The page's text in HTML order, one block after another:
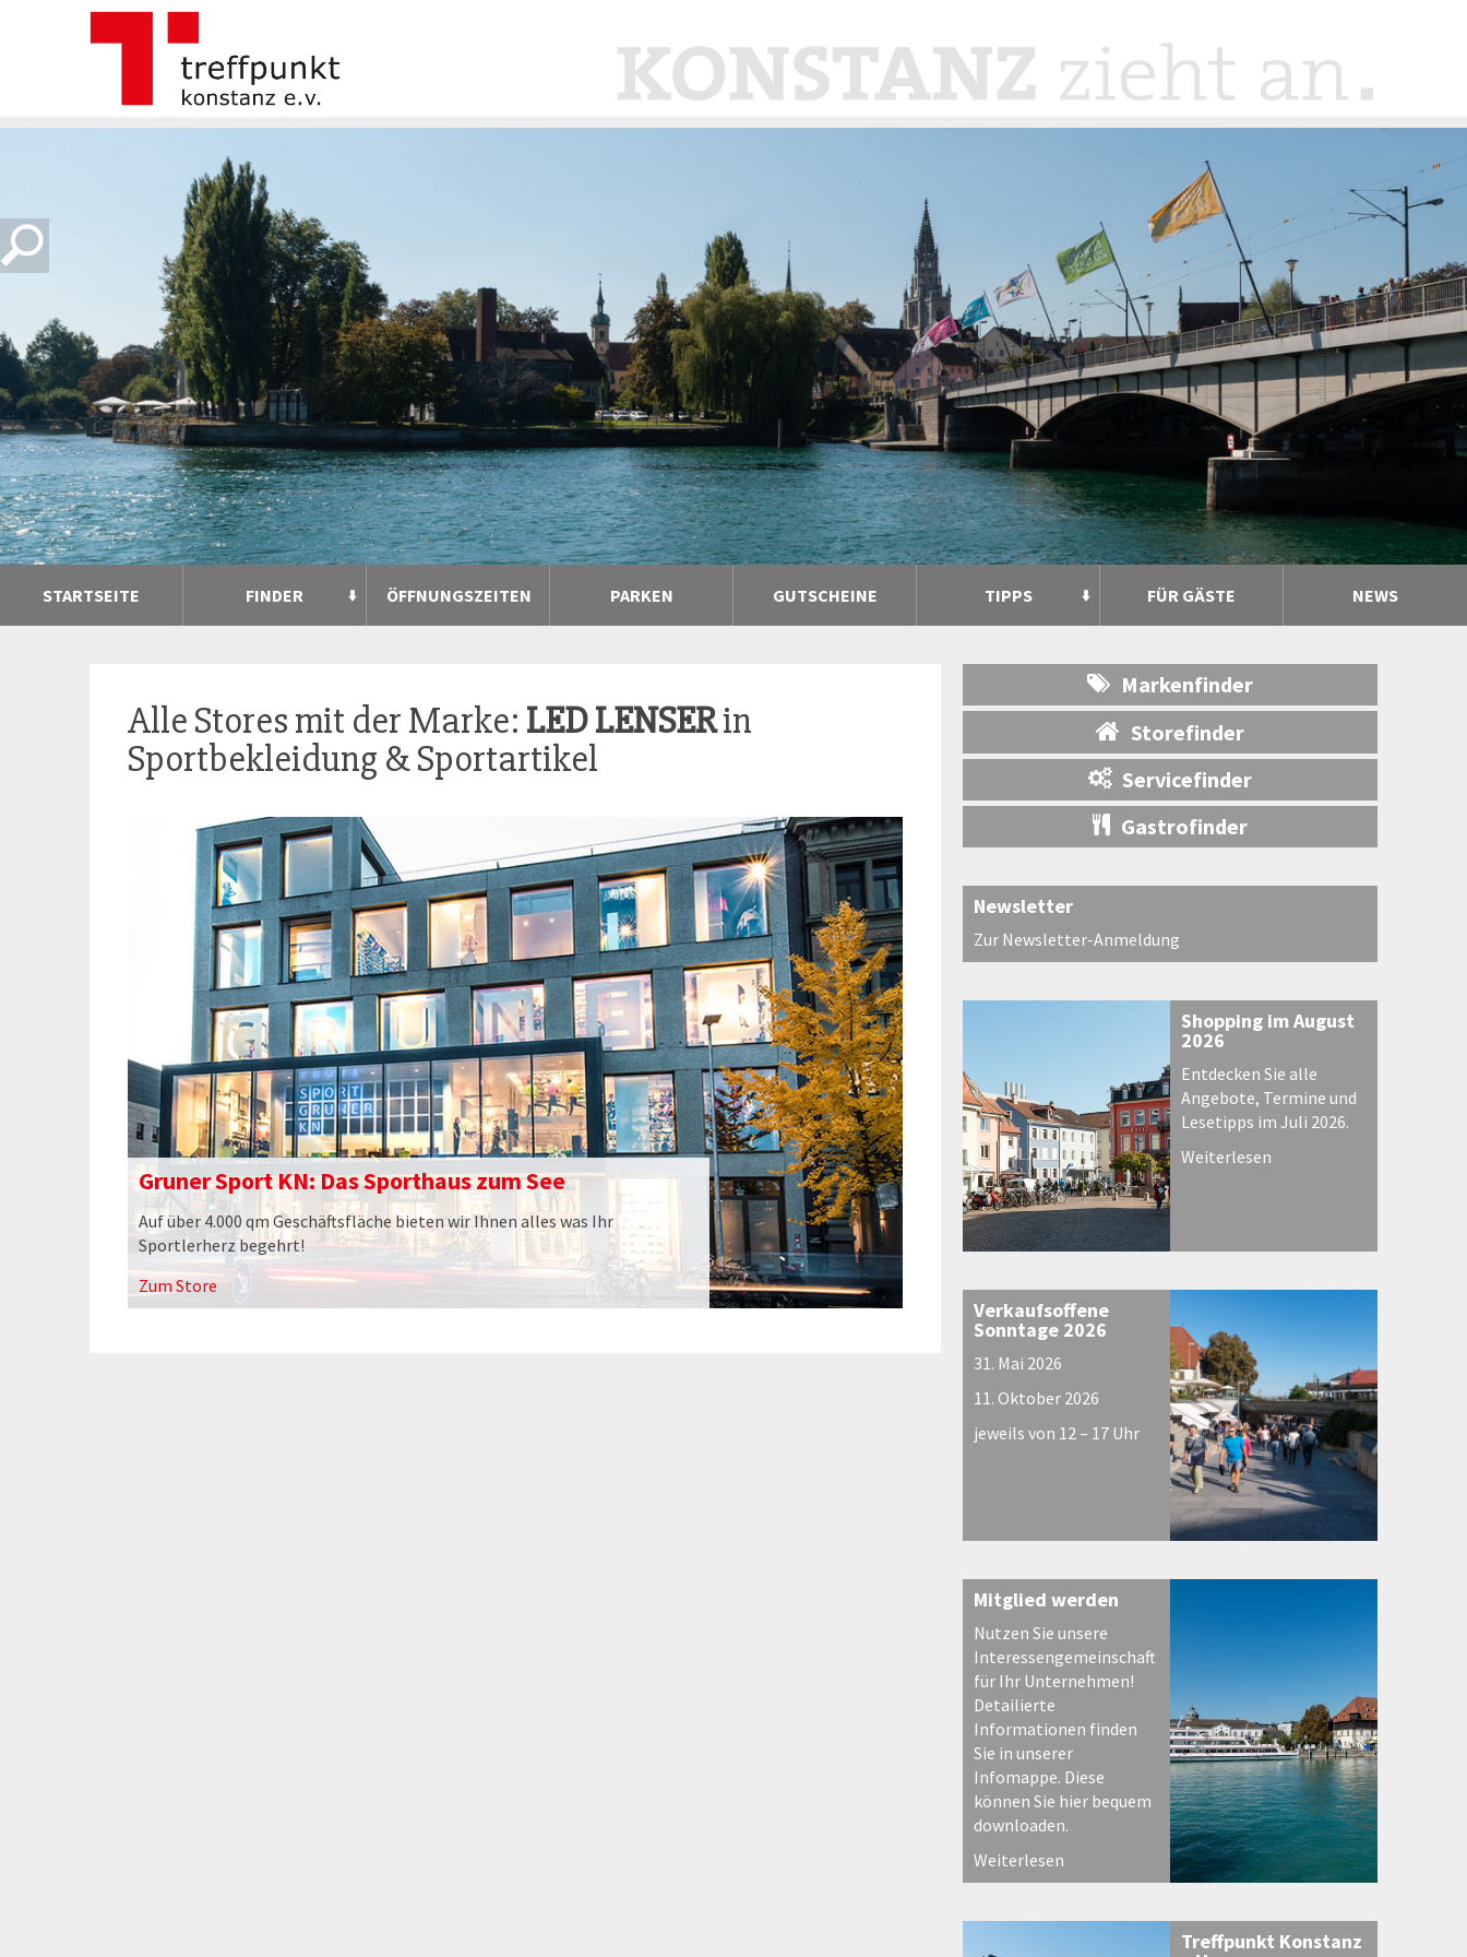
STARTSEITE FINDER ÖFFNUNGSZEITEN PARKEN GUTSCHEINE TIPPS FÜR GÄSTE NEWS
Alle Stores mit der Marke: LED LENSERin
Sportbekleidung & Sportartikel
Gruner Sport KN: Das Sporthaus zum See
Auf über 4.000 qm Geschäftsfläche bieten wir Ihnen alles was Ihr
Sportlerherz begehrt!
Zum Store
Markenfinder
Storefinder
Servicefinder
Gastrofinder
Newsletter
Zur Newsletter-Anmeldung
Shopping im August
2026
Entdecken Sie alle
Angebote, Termine und
Lesetipps im Juli 2026.
Weiterlesen
Verkaufsoffene
Sonntage 2026
31. Mai 2026
11. Oktober 2026
jeweils von 12 – 17 Uhr
Mitglied werden
Nutzen Sie unsere
Interessengemeinschaft
für Ihr Unternehmen!
Detailierte
Informationen finden
Sie in unserer
Infomappe. Diese
können Sie hier bequem
downloaden.
Weiterlesen
Treffpunkt Konstanz